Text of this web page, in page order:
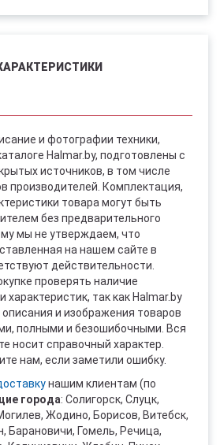
и фотографии техники,
Halmar.by, подготовлены с
источников, в том числе
производителей. Комплектация,
товара могут быть
без предварительного
мы не утверждаем, что
на нашем сайте в
действительности.
проверять наличие
так как Halmar.by
описания и изображения товаров
полными и безошибочными. Вся
носит справочный характер.
нам, если заметили ошибку.
нашим клиентам (по
города: Солигорск, Слуцк,
Жодино, Борисов, Витебск,
Барановичи, Гомель, Речица,